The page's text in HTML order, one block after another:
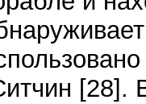
[28] .